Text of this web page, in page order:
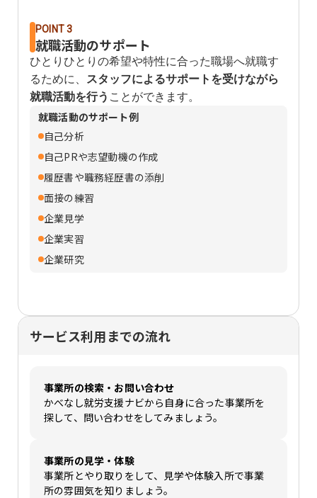
POINT 3
就職活動のサポート
ひとりひとりの希望や特性に合った職場へ就職す
るために、
スタッフによるサポートを受けながら
就職活動を行う ことができます。
就職活動のサポート例
自己分析
自己PRや志望動機の作成
履歴書や職務経歴書の添削
面接の練習
企業見学
企業実習
企業研究
サービス利用までの流れ
事業所の検索・お問い合わせ
かべなし就労支援ナビから自身に合った事業所を
探して、問い合わせをしてみましょう。
事業所の見学・体験
事業所とやり取りをして、見学や体験入所で事業
所の雰囲気を知りましょう。